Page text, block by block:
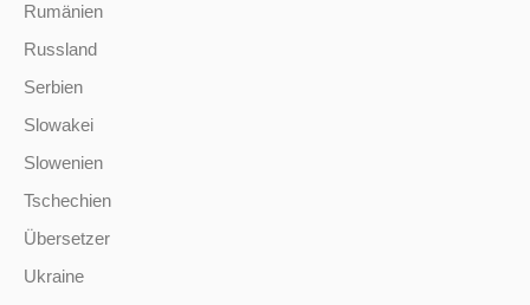
Rumänien
Russland
Serbien
Slowakei
Slowenien
Tschechien
Übersetzer
Ukraine